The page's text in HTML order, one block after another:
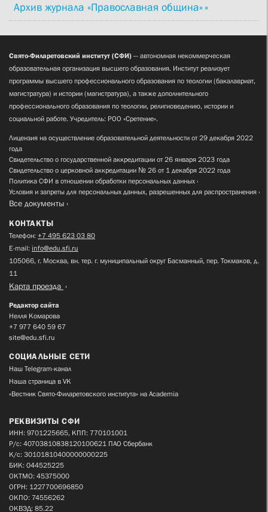
Архив журнала «Православная община»
Свято-Филаретовский институт (СФИ) — автономная некоммерческая
образовательная организация высшего образования. Институт реализует
программы высшего профессионального образования по теологии (бакалавриат,
магистратура) и истории (магистратура), а также дополнительного
профессионального образования по теологии, религиоведению, истории и
социальной работе. Учредитель: РОО «Сретение».
Лицензия на осуществление образовательной деятельности от 29 декабря 2022
года
Свидетельство о государственной аккредитации от 26 января 2023 года
Свидетельство о церковной аккредитации № 26 от 1 декабря 2022 года
Политика СФИ в отношении обработки персональных данных
Условия и запреты для персональных данных, разрешенных для распространения
Все документы
КОНТАКТЫ
Телефон: +7 495 623 03 80
E-mail: info@edu.sfi.ru
105066, г. Москва, вн. тер. г. муниципальный округ Басманный, пер. Токмаков, д.
11
Карта проезда
Редактор сайта
Нелля Комарова
+7 977 640 59 67
site@edu.sfi.ru
СОЦИАЛЬНЫЕ СЕТИ
Наш Telegram-канал
Наша страница в VK
«Вестник Свято-Филаретовского института» на Academia
РЕКВИЗИТЫ СФИ
ИНН: 9701225665, КПП: 770101001
Р/с: 40703810838120100621 ПАО Сбербанк
К/с: 30101810400000000225
БИК: 044525225
ОКТМО: 45375000
ОГРН: 1227700696850
ОКПО: 74556262
ОКВЭД: 85.22